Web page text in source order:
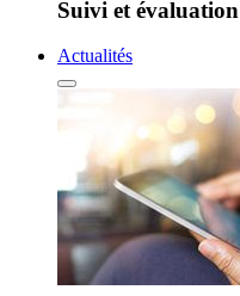
Suivi et évaluation
Actualités